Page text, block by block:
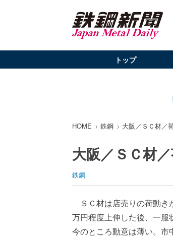
トップ
HOME 鉄鋼 大阪／ＳＣ材／
大阪／ＳＣ材
鉄鋼
ＳＣ材は店売りの荷動き
万円程度上伸した後、一服
今のところ動意は薄い。市